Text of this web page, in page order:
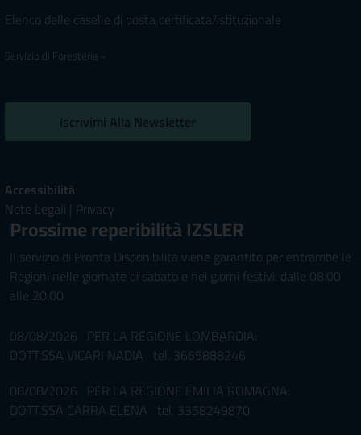
Elenco delle caselle di posta certificata/istituzionale
Servizio di Foresteria »
Iscrivimi Alla Newsletter
Accessibilità
Note Legali | Privacy
Prossime reperibilità IZSLER
Il servizio di Pronta Disponibilità viene garantito per entrambe le
Regioni nelle giornate di sabato e nei giorni festivi: dalle 08.00
alle 20.00
08/08/2026 PER LA REGIONE LOMBARDIA:
DOTT.SSA VICARI NADIA tel. 3665888246
08/08/2026 PER LA REGIONE EMILIA ROMAGNA:
DOTT.SSA CARRA ELENA tel. 3358249870